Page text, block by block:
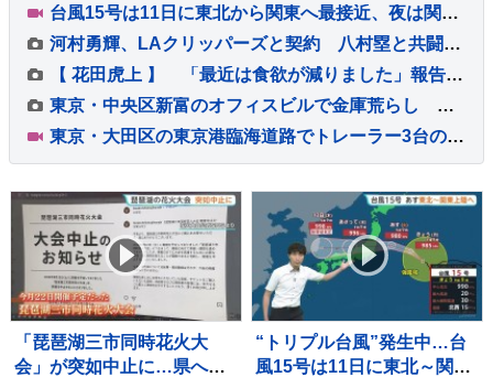
台風15号は11日に東北から関東へ最接近、夜は関東や福島県で雨強まる所も 沿岸を中心に強風や高波にも注意【台風情報】
河村勇輝、LAクリッパーズと契約 八村塁と共闘目指しNBA1年目と同じ「エグジビット10」で挑戦
【 花田虎上 】 「最近は食欲が減りました」報告も…前日朝からドッサリ爆食＆夜白米おかわりの豪快食生活にファンほっこり
東京・中央区新富のオフィスビルで金庫荒らし 先月にも同じ金庫が被害 関連視野に窃盗事件として捜査 警視庁
東京・大田区の東京港臨海道路でトレーラー3台の事故 運転手の男性3人けがも意識あり 臨海トンネル下り線が通行止めで解除の見込み立たず
「琵琶湖三市同時花火大
会」が突如中止に…県への
“トリプル台風”発生中…台
風15号は11日に東北～関東